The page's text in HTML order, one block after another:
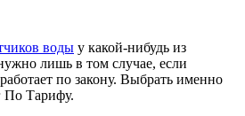
воды у какой-нибудь из
лишь в том случае, если
по закону. Выбрать именно
По Тарифу.